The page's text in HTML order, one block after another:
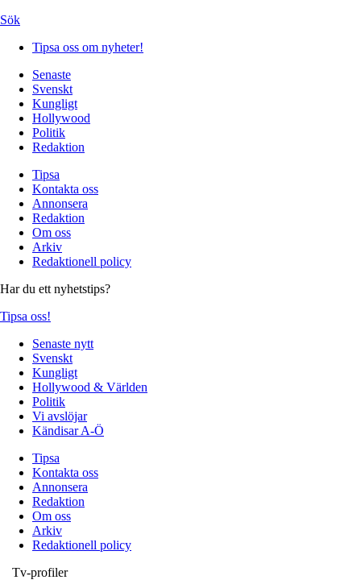
Sök
Tipsa oss om nyheter!
Senaste
Svenskt
Kungligt
Hollywood
Politik
Redaktion
Tipsa
Kontakta oss
Annonsera
Redaktion
Om oss
Arkiv
Redaktionell policy
Har du ett nyhetstips?
Tipsa oss!
Senaste nytt
Svenskt
Kungligt
Hollywood & Världen
Politik
Vi avslöjar
Kändisar A-Ö
Tipsa
Kontakta oss
Annonsera
Redaktion
Om oss
Arkiv
Redaktionell policy
Tv-profiler